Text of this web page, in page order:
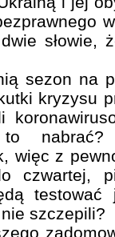
słowie,
sezon na
kryzysu
nabrać?
więc z
czwartej,
szczepili?